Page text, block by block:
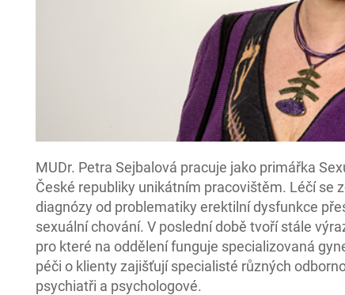
MUDr. Petra Sejbalová pracuje jako primářka
České republiky unikátním pracovištěm. Léčí se
diagnózy od problematiky erektilní dysfunkce
sexuální chování. V poslední době tvoří stále
pro které na oddělení funguje specializovaná
péči o klienty zajišťují specialisté různých
psychiatři a psychologové.